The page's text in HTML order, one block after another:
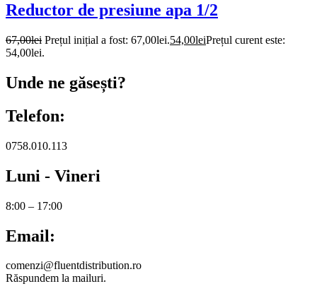
Reductor de presiune apa 1/2
67,00lei Prețul inițial a fost: 67,00lei.54,00leiPrețul curent este:
54,00lei.
Unde ne găsești?
Telefon:
0758.010.113
Luni - Vineri
8:00 – 17:00
Email:
comenzi@fluentdistribution.ro
Răspundem la mailuri.